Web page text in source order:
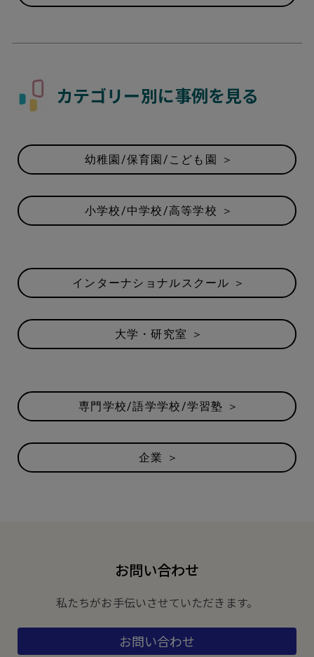
カテゴリー別に事例を見る
幼稚園/保育園/こども園 ＞
小学校/中学校/高等学校 ＞
インターナショナルスクール ＞
大学・研究室 ＞
専門学校/語学学校/学習塾 ＞
企業 ＞
お問い合わせ
私たちがお手伝いさせていただきます。
お問い合わせ